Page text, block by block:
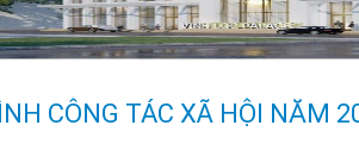
CÔNG TÁC XÃ HỘI NĂM